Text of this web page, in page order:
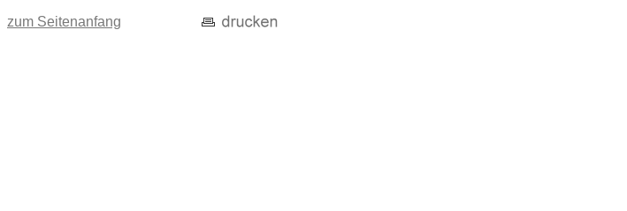
zum Seitenanfang